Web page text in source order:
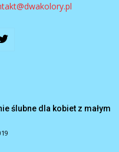
ślubne dla kobiet z małym